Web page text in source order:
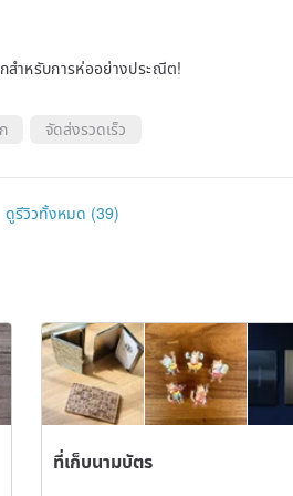
(uneven cards: max. 8 cards),
to product.
as it ages.
on the season and lot of
coloring, and wrinkles due to
hides, which is unique to natural
actual color of the product
ำหรับการห่ออย่างประณีต!
จัดส่งรวดเร็ว
ดูรีวิวทั้งหมด (39)
ที่เก็บนามบัตร